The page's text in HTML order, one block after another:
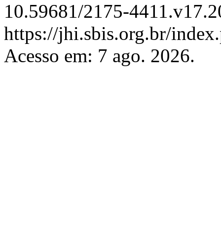
10.59681/2175-
https://jhi.sbis.org.br/
Acesso em: 7 ago. 2026.